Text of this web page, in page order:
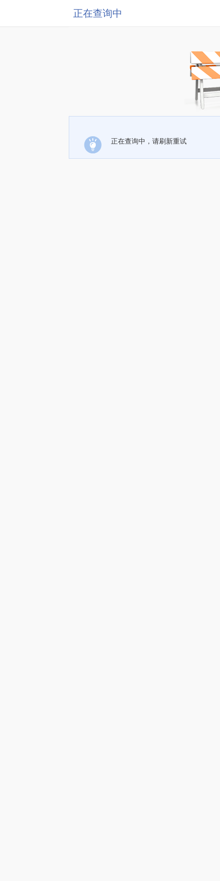
正在查询中
正在查询中，请刷新重试